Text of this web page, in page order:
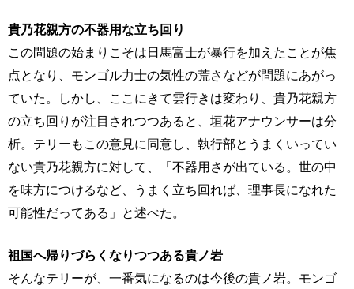
貴乃花親方の不器用な立ち回り
この問題の始まりこそは日馬富士が暴行を加えたことが焦
点となり、モンゴル力士の気性の荒さなどが問題にあがっ
ていた。しかし、ここにきて雲行きは変わり、貴乃花親方
の立ち回りが注目されつつあると、垣花アナウンサーは分
析。テリーもこの意見に同意し、執行部とうまくいってい
ない貴乃花親方に対して、「不器用さが出ている。世の中
を味方につけるなど、うまく立ち回れば、理事長になれた
可能性だってある」と述べた。
祖国へ帰りづらくなりつつある貴ノ岩
そんなテリーが、一番気になるのは今後の貴ノ岩。モンゴ